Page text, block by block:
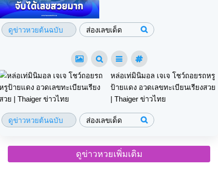
ดูข่าวหวยต้นฉบับ ส่องเลขเด็ด
หล่อเท่มินิมอล เจเจ โชว์ถอยรถหรู
ป้ายแดง อวดเลขทะเบียนเรียงสวย
| Thaiger ข่าวไทย
ดูข่าวหวยต้นฉบับ ส่องเลขเด็ด
ดูข่าวหวยเพิ่มเติม